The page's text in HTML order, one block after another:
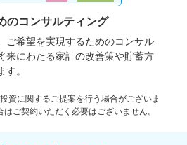
のコンサルティング
ご希望を実現するためのコンサル
来にわたる家計の改善策や貯蓄方
。
資に関するご提案を行う場合がございま
ご契約いただく必要はございません。